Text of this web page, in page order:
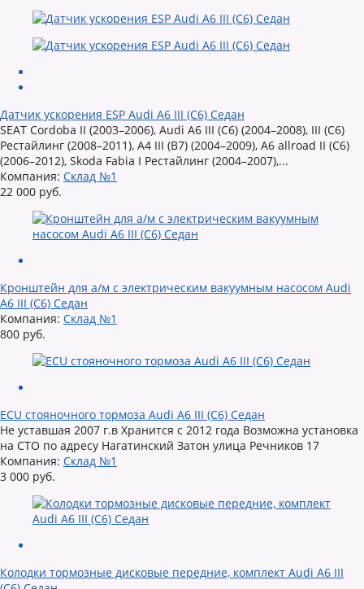
Датчик ускорения ESP Audi A6 III (C6) Седан
SEAT Cordoba II (2003–2006), Audi A6 III (C6) (2004–2008), III (C6)
Рестайлинг (2008–2011), A4 III (B7) (2004–2009), A6 allroad II (C6)
(2006–2012), Skoda Fabia I Рестайлинг (2004–2007),...
Компания: Склад №1
22 000 руб.
Кронштейн для а/м с электрическим вакуумным насосом Audi
A6 III (C6) Седан
Компания: Склад №1
800 руб.
ECU стояночного тормоза Audi A6 III (C6) Седан
Не уставшая 2007 г.в Хранится с 2012 года Возможна установка
на СТО по адресу Нагатинский Затон улица Речников 17
Компания: Склад №1
3 000 руб.
Колодки тормозные дисковые передние, комплект Audi A6 III